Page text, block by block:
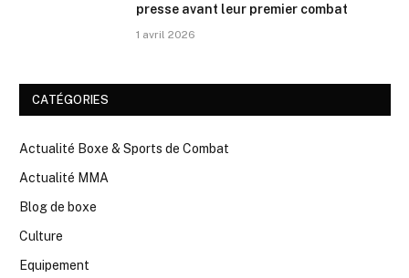
presse avant leur premier combat
1 avril 2026
CATÉGORIES
Actualité Boxe & Sports de Combat
Actualité MMA
Blog de boxe
Culture
Equipement